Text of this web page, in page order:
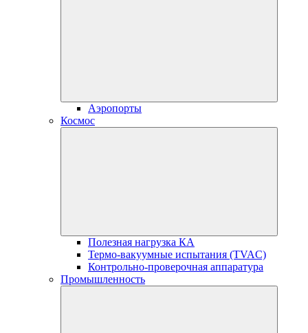
Аэропорты
Космос
Полезная нагрузка КА
Термо-вакуумные испытания (TVAC)
Контрольно-проверочная аппаратура
Промышленность